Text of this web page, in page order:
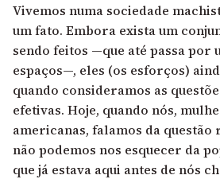
Vivemos numa sociedade
um fato. Embora exista um
sendo feitos —que até passa por
espaços—, eles (os esforços)
quando consideramos as
efetivas. Hoje, quando nós,
americanas, falamos da
não podemos nos esquecer da
que já estava aqui antes de nós